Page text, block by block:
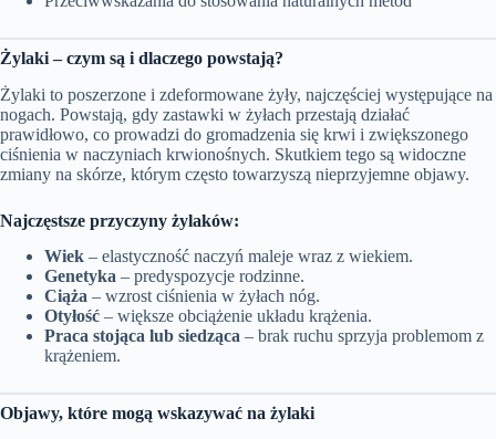
Żylaki – czym są i dlaczego powstają?
Żylaki to poszerzone i zdeformowane żyły, najczęściej występujące na
nogach. Powstają, gdy zastawki w żyłach przestają działać
prawidłowo, co prowadzi do gromadzenia się krwi i zwiększonego
ciśnienia w naczyniach krwionośnych. Skutkiem tego są widoczne
zmiany na skórze, którym często towarzyszą nieprzyjemne objawy.
Najczęstsze przyczyny żylaków:
Wiek – elastyczność naczyń maleje wraz z wiekiem.
Genetyka – predyspozycje rodzinne.
Ciąża – wzrost ciśnienia w żyłach nóg.
Otyłość – większe obciążenie układu krążenia.
Praca stojąca lub siedząca – brak ruchu sprzyja problemom z
krążeniem.
Objawy, które mogą wskazywać na żylaki